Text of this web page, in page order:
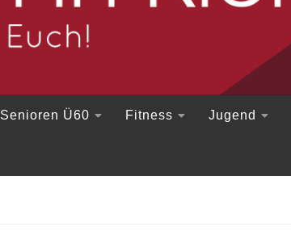
Senioren Ü60 Fitness Jugend